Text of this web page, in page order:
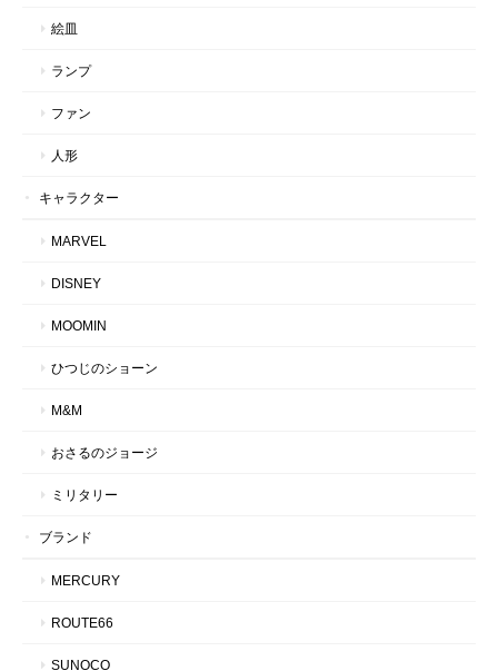
絵皿
ランプ
ファン
人形
キャラクター
MARVEL
DISNEY
MOOMIN
ひつじのショーン
M&M
おさるのジョージ
ミリタリー
ブランド
MERCURY
ROUTE66
SUNOCO